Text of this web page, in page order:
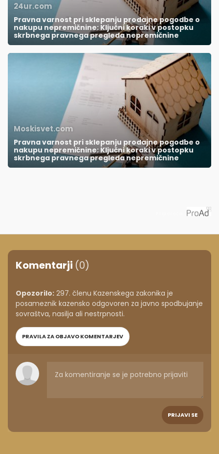
24ur.com
Pravna varnost pri sklepanju prodajne pogodbe o
nakupu nepremičnine: Ključni koraki v postopku
skrbnega pravnega pregleda nepremičnine
Moskisvet.com
Pravna varnost pri sklepanju prodajne pogodbe o
nakupu nepremičnine: Ključni koraki v postopku
skrbnega pravnega pregleda nepremičnine
Komentarji (0)
Opozorilo: 297. členu Kazenskega zakonika je
posameznik kazensko odgovoren za javno spodbujanje
sovraštva, nasilja ali nestrpnosti.
PRAVILA ZA OBJAVO KOMENTARJEV
PRIJAVI SE